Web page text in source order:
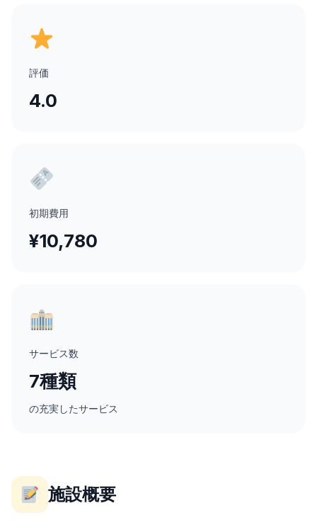
評価
4.0
初期費用
¥10,780
サービス数
7種類
の充実したサービス
施設概要